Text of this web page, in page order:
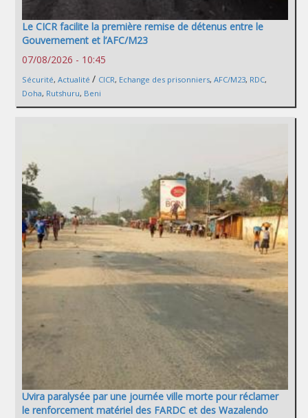
Le CICR facilite la première remise de détenus entre le
Gouvernement et l’AFC/M23
07/08/2026 - 10:45
Sécurité, Actualité / CICR, Echange des prisonniers, AFC/M23, RDC,
Doha, Rutshuru, Beni
Uvira paralysée par une journée ville morte pour réclamer
le renforcement matériel des FARDC et des Wazalendo